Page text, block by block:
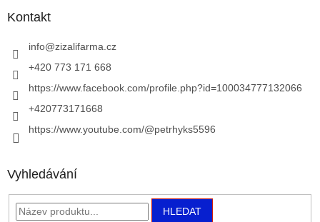
Kontakt
info@zizalifarma.cz
+420 773 171 668
https://www.facebook.com/profile.php?id=100034777132066
+420773171668
https://www.youtube.com/@petrhyks5596
Vyhledávání
HLEDAT